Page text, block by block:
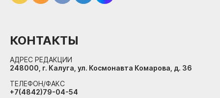
КОНТАКТЫ
АДРЕС РЕДАКЦИИ
248000, г. Калуга, ул. Космонавта Комарова, д. 36
ТЕЛЕФОН/ФАКС
+7(4842)79-04-54